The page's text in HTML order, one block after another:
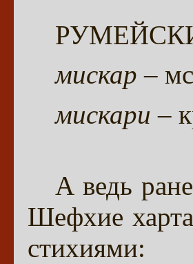
мискар –
мискари –
А ведь
Шефхие
стихиями: